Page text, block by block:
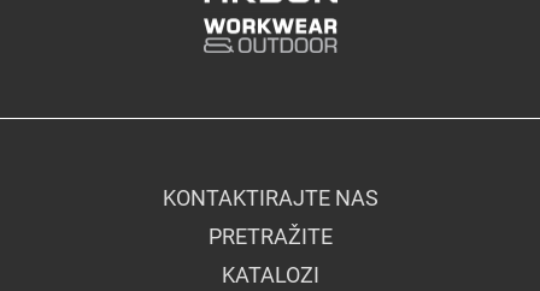
KONTAKTIRAJTE NAS
PRETRAŽITE
KATALOZI